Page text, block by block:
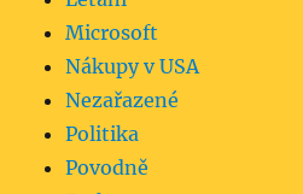
Microsoft
Nákupy v USA
Nezařazené
Politika
Povodně